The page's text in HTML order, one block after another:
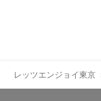
レッツエンジョイ東京